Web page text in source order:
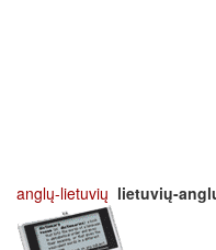
anglų-lietuvių lietuvių-